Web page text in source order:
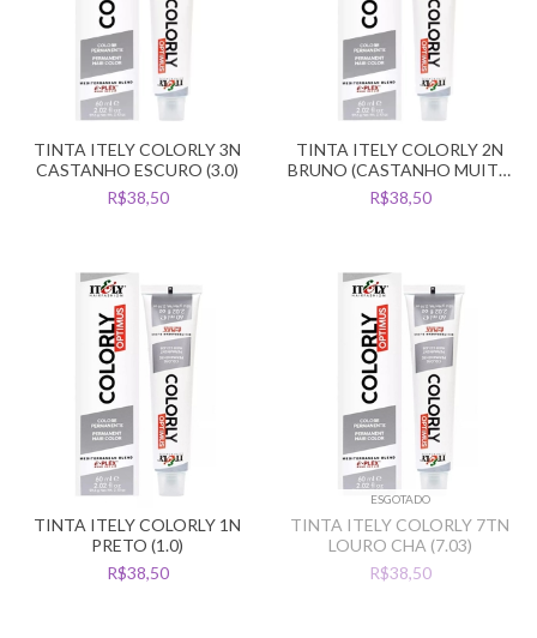
TINTA ITELY COLORLY 3N
CASTANHO ESCURO (3.0)
R$38,50
TINTA ITELY COLORLY 2N
BRUNO (CASTANHO MUITO
ESCURO 2.0)
R$38,50
TINTA ITELY COLORLY 1N
PRETO (1.0)
R$38,50
ESGOTADO
TINTA ITELY COLORLY 7TN
LOURO CHA (7.03)
R$38,50